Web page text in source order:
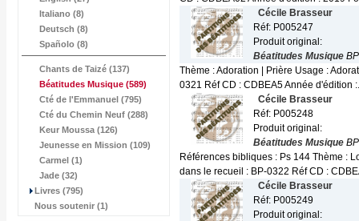
Italiano (8)
Deutsch (8)
Spañolo (8)
Chants de Taizé (137)
Béatitudes Musique (589)
Cté de l'Emmanuel (795)
Cté du Chemin Neuf (288)
Keur Moussa (126)
Jeunesse en Mission (109)
Carmel (1)
Jade (32)
Livres (795)
Nous soutenir (1)
Cécile Brasseur
Réf: P005247
Produit original:
Béatitudes Musique
Thème : Adoration | Prière Usage :
0321 Réf CD : CDBEA5 Année d'édition
Cécile Brasseur
Réf: P005248
Produit original:
Béatitudes Musique
Références bibliques : Ps 144 Thème :
dans le recueil : BP-0322 Réf CD :
Cécile Brasseur
Réf: P005249
Produit original: